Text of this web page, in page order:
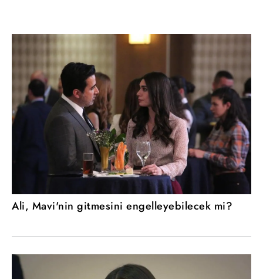
Ali, Mavi'nin gitmesini engelleyebilecek mi?